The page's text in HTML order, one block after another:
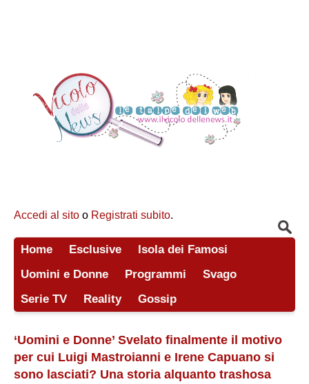
Accedi al sito o Registrati subito.
Home Esclusive
Isola dei Famosi
Uomini e Donne
Programmi
Svago
Serie TV
Reality Gossip
‘Uomini e Donne’ Svelato finalmente il motivo
per cui Luigi Mastroianni e Irene Capuano si
sono lasciati? Una storia alquanto trashosa